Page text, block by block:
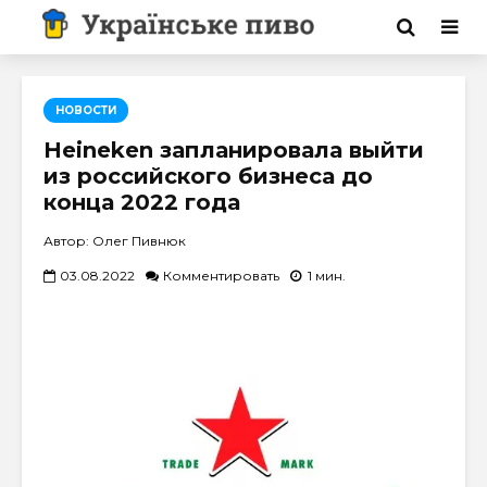
НОВОСТИ
Heineken запланировала выйти
из российского бизнеса до
конца 2022 года
Автор: Олег Пивнюк
03.08.2022 Комментировать 1 мин.